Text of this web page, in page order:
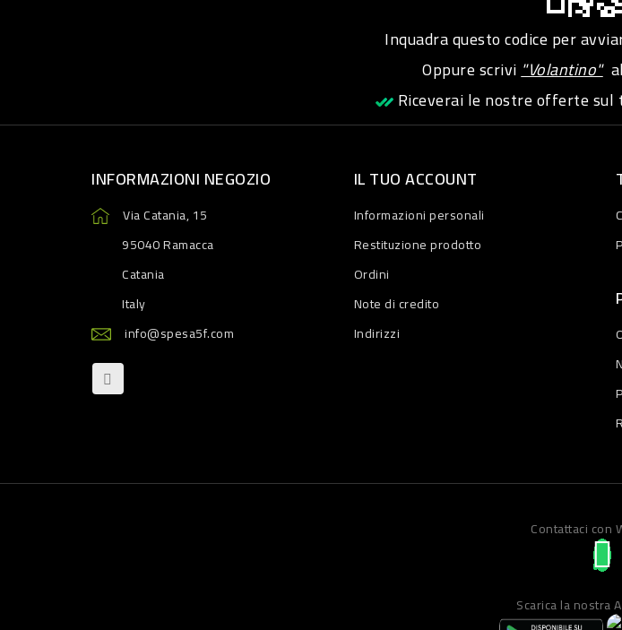
Inquadra questo codice per
Oppure scrivi"Volantino"
Riceverai le nostre offerte
INFORMAZIONI NEGOZIO
Via Catania, 15
95040 Ramacca
Catania
Italy
info@spesa5f.com
IL TUO ACCOUNT
Informazioni personali
Restituzione prodotto
Ordini
Note di credito
Indirizzi
Contattaci con
Scarica la nostra